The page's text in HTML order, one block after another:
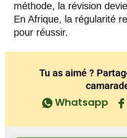
méthode, la révision
En Afrique, la régularité
pour réussir.
Tu as aimé ?
Whatsapp